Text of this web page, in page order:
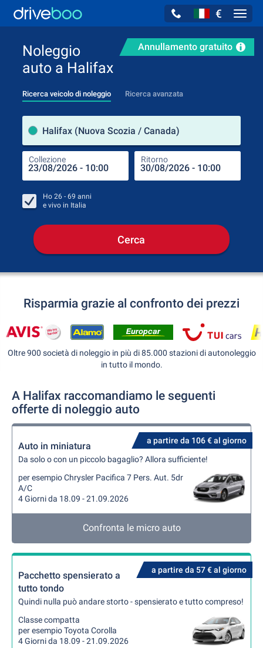
€
Annullamento gratuito
Noleggio
auto a Halifax
Ricerca veicolo di noleggio Ricerca avanzata
Halifax (Nuova Scozia / Canada)
Collezione Ritorno
Ho 26 - 69 anni
e vivo in Italia
Cerca
Risparmia grazie al confronto dei prezzi
Oltre 900 società di noleggio in più di 85.000 stazioni di autonoleggio
in tutto il mondo.
A Halifax raccomandiamo le seguenti
offerte di noleggio auto
a partire da 106 € al giorno
Auto in miniatura
Da solo o con un piccolo bagaglio? Allora sufficiente!
per esempio Chrysler Pacifica 7 Pers. Aut. 5dr
A/C
4 Giorni da 18.09 - 21.09.2026
Confronta le micro auto
a partire da 57 € al giorno
Pacchetto spensierato a
tutto tondo
Quindi nulla può andare storto - spensierato e tutto compreso!
Classe compatta
per esempio Toyota Corolla
4 Giorni da 18.09 - 21.09.2026